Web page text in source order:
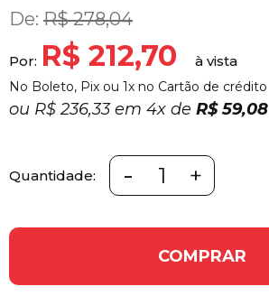
De: R$ 278,04
Por: R$ 212,70
No Boleto, Pix ou 1x no Cartão de crédito
ou R$ 236,33 em 4x de R$ 59,08
Quantidade: - +
COMPRAR